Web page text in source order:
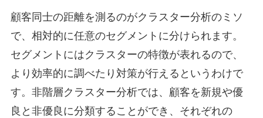
顧客同士の距離を測るのがクラスター分析のミソ
で、相対的に任意のセグメントに分けられます。
セグメントにはクラスターの特徴が表れるので、
より効率的に調べたり対策が行えるというわけで
す。非階層クラスター分析では、顧客を新規や優
良と非優良に分類することができ、それぞれの